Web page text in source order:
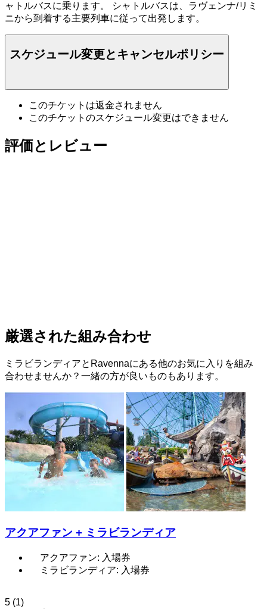
ャトルバスに乗ります。 シャトルバスは、ラヴェンナ/リミ
ニから到着する主要列車に従って出発します。
スケジュール変更とキャンセルポリシー
このチケットは返金されません
このチケットのスケジュール変更はできません
評価とレビュー
厳選された組み合わせ
ミラビランディアとRavennaにある他のお気に入りを組み
合わせませんか？一緒の方が良いものもあります。
アクアファン + ミラビランディア
アクアファン: 入場券
ミラビランディア: 入場券
5 (1)